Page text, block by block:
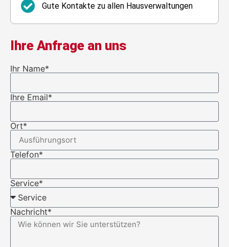
Ihre Anfrage an uns
Ihr Name*
Ihre Email*
Ort*
Telefon*
Service*
Nachricht*
Gute Kontakte zu allen Hausverwaltungen